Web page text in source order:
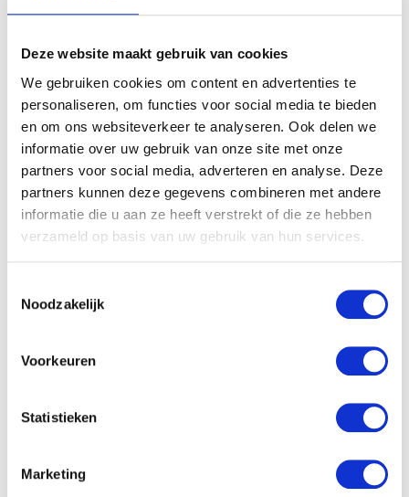
Deze website maakt gebruik van cookies
We gebruiken cookies om content en advertenties te
personaliseren, om functies voor social media te bieden
en om ons websiteverkeer te analyseren. Ook delen we
informatie over uw gebruik van onze site met onze
partners voor social media, adverteren en analyse. Deze
partners kunnen deze gegevens combineren met andere
informatie die u aan ze heeft verstrekt of die ze hebben
verzameld op basis van uw gebruik van hun services.
Noodzakelijk
Voorkeuren
Statistieken
Marketing
kijken. Hoe was het mogelijk dat het ene moment ik een
volgende moment ons prachtige kindje op mijn buik had
liggen… Wat een heftige maar prachtige ervaring!! En
ondanks dat ik de eerste 3 dagen na de bevalling alleen
maar heb lopen tieren dat ik dit never nooit meer zou
doen, kan ik mij nu niet eens meer voorstellen hoe de
pijn voelde (hoe cliché).